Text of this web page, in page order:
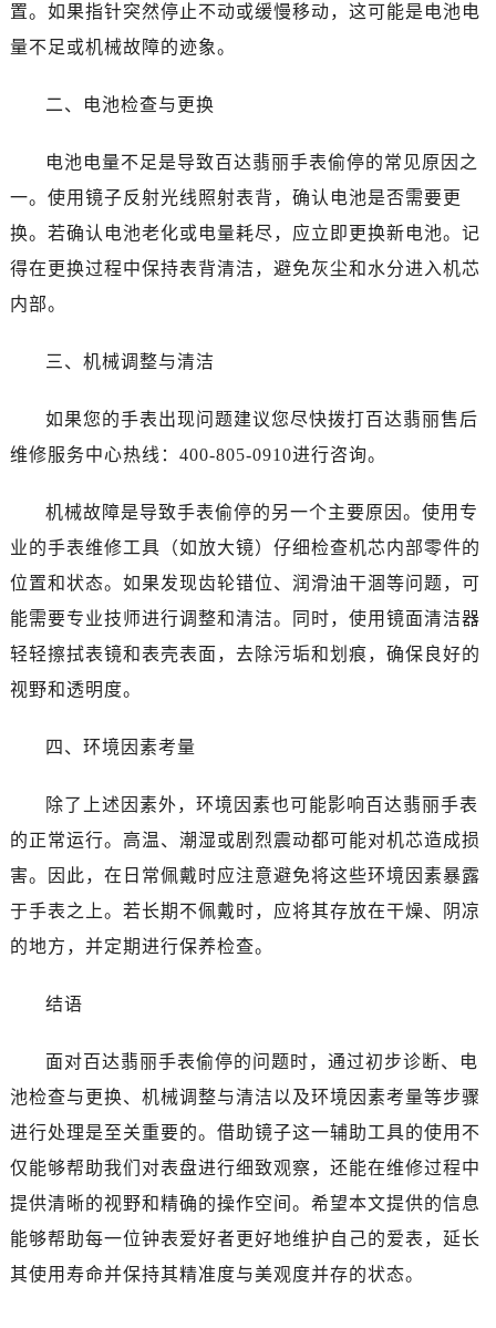
置。如果指针突然停止不动或缓慢移动，这可能是电池电
量不足或机械故障的迹象。
二、电池检查与更换
电池电量不足是导致百达翡丽手表偷停的常见原因之
一。使用镜子反射光线照射表背，确认电池是否需要更
换。若确认电池老化或电量耗尽，应立即更换新电池。记
得在更换过程中保持表背清洁，避免灰尘和水分进入机芯
内部。
三、机械调整与清洁
如果您的手表出现问题建议您尽快拨打百达翡丽售后
维修服务中心热线：400-805-0910进行咨询。
机械故障是导致手表偷停的另一个主要原因。使用专
业的手表维修工具（如放大镜）仔细检查机芯内部零件的
位置和状态。如果发现齿轮错位、润滑油干涸等问题，可
能需要专业技师进行调整和清洁。同时，使用镜面清洁器
轻轻擦拭表镜和表壳表面，去除污垢和划痕，确保良好的
视野和透明度。
四、环境因素考量
除了上述因素外，环境因素也可能影响百达翡丽手表
的正常运行。高温、潮湿或剧烈震动都可能对机芯造成损
害。因此，在日常佩戴时应注意避免将这些环境因素暴露
于手表之上。若长期不佩戴时，应将其存放在干燥、阴凉
的地方，并定期进行保养检查。
结语
面对百达翡丽手表偷停的问题时，通过初步诊断、电
池检查与更换、机械调整与清洁以及环境因素考量等步骤
进行处理是至关重要的。借助镜子这一辅助工具的使用不
仅能够帮助我们对表盘进行细致观察，还能在维修过程中
提供清晰的视野和精确的操作空间。希望本文提供的信息
能够帮助每一位钟表爱好者更好地维护自己的爱表，延长
其使用寿命并保持其精准度与美观度并存的状态。